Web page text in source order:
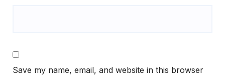
Save my name, email, and website in this browser